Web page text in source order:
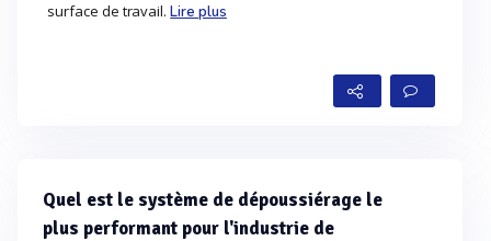
surface de travail.Lire plus
Quel est le système de dépoussiérage le
plus performant pour l'industrie de